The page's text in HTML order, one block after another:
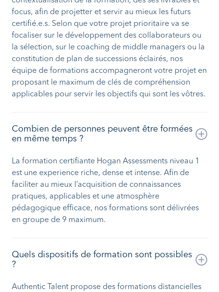
focus, afin de projetter et servir au mieux les futurs
certifié.e.s. Selon que votre projet prioritaire va se
focaliser sur le développement des collaborateurs ou
la sélection, sur le coaching de middle managers ou la
constitution de plan de successions éclairés, nos
équipe de formations accompagneront votre projet en
proposant le maximum de clés de compréhension
applicables pour servir les objectifs qui sont les vôtres.
Combien de personnes peuvent être formées
en même temps ?
La formation certifiante Hogan Assessments niveau 1
est une experience riche, dense et intense. Afin de
faciliter au mieux l’acquisition de connaissances
pratiques, applicables et une atmosphère
pédagogique efficace, nos formations sont délivrées
en groupe de 9 maximum.
Quels dispositifs de formation sont possibles
?
Authentic Talent propose des formations distancielles